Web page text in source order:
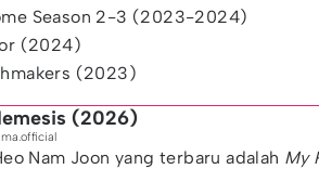
Season 2-3 (2023-2024)
(2024)
(2023)
(2026)
Nam Joon yang terbaru adalah My